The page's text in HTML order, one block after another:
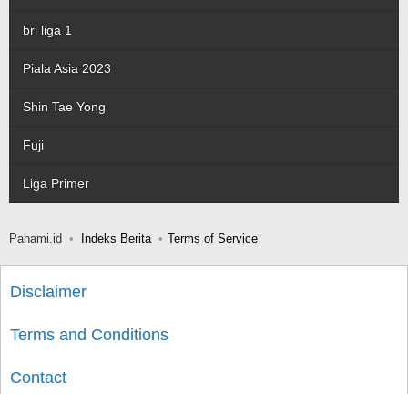
bri liga 1
Piala Asia 2023
Shin Tae Yong
Fuji
Liga Primer
Pahami.id Indeks Berita Terms of Service
Disclaimer
Terms and Conditions
Contact